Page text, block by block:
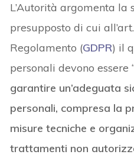
L’Autorità argomenta la
presupposto di cui
Regolamento (GDPR) il
personali devono essere
garantire un’adeguata
personali, compresa la
misure tecniche e
trattamenti non